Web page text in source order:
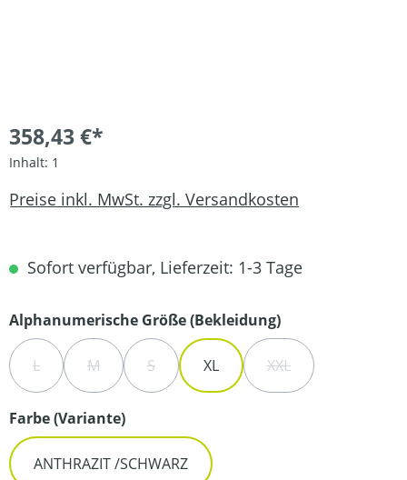
358,43 €*
Inhalt: 1
Preise inkl. MwSt. zzgl. Versandkosten
Sofort verfügbar, Lieferzeit: 1-3 Tage
Alphanumerische Größe (Bekleidung)auswählen
L(DIESE OPTION IST ZURZEIT NICHT VERFÜGBAR.)
M(DIESE OPTION IST ZURZEIT NICHT VERFÜGBAR.)
S(DIESE OPTION IST ZURZEIT NICHT
XL XXL(DIESE OPTION IST
Farbe (Variante)auswählen
ANTHRAZIT /SCHWARZ